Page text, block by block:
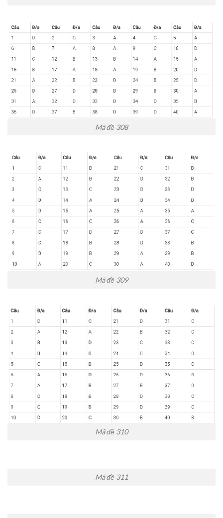
Mã đề 308
Mã đề 309
Mã đề 310
Mã đề 311